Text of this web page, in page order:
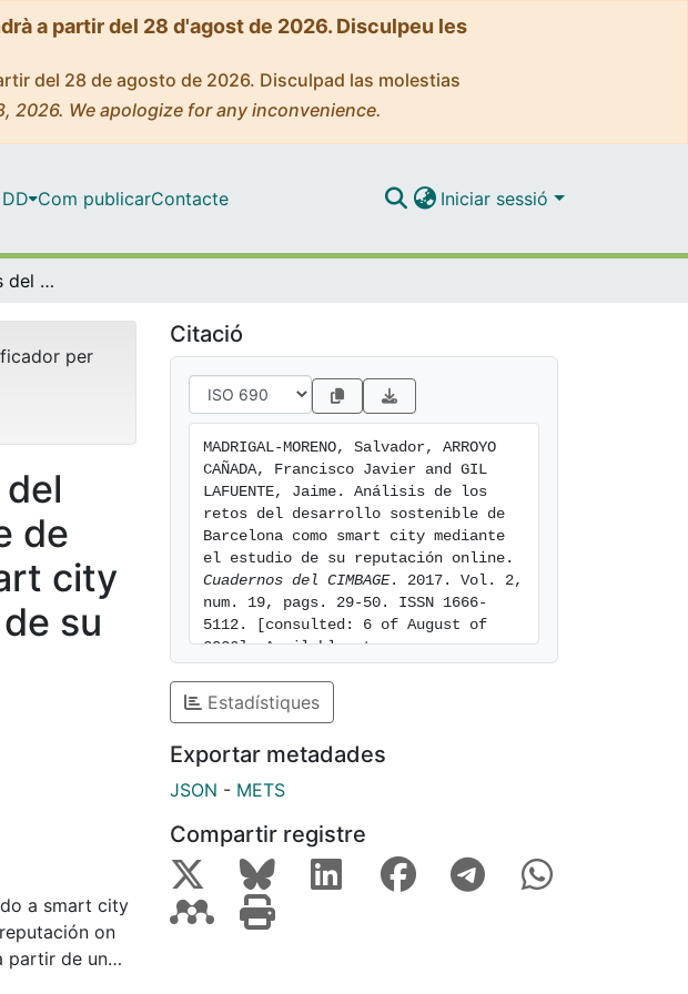
a partir del 28 d'agost de 2026. Disculpeu les
del 28 de agosto de 2026. Disculpad las molestias
We apologize for any inconvenience.
Com publicarContacte Iniciar sessió
Análisis de los retos del desarrollo sostenible de Barcelona como smart city mediante el estudio de su reputación online
per
de
city
su
a smart city
on
partir de un
espacios
Citació
MADRIGAL-MORENO, Salvador, ARROYO
CAÑADA, Francisco Javier and GIL
LAFUENTE, Jaime. Análisis de los
retos del desarrollo sostenible de
Barcelona como smart city mediante
Cuadernos del CIMBAGE. 2017. Vol. 2,
num. 19, pags. 29-50. ISSN 1666-
5112. [consulted: 6 of August of
2026]. Available at:
Estadístiques
Exportar metadades
JSON - METS
Compartir registre